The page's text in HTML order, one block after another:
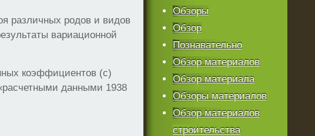
различных родов и видов
вариационной
коэффициентов (с)
данными 1938
Обзоры
Обзор
Познавательно
Обзор материалов
Обзор материала
Обзоры материалов
Обзор материалов
строительства